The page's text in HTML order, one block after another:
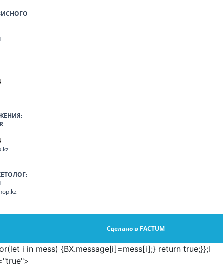
Сделано в FACTUM
i in mess) {BX.message[i]=mess[i];} return true;}};l